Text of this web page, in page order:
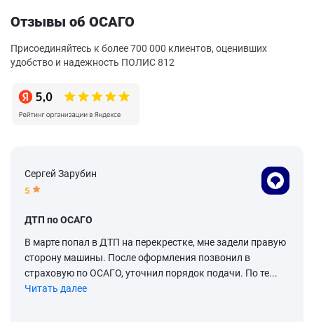
Отзывы об ОСАГО
Присоединяйтесь к более 700 000 клиентов, оценивших
удобство и надежность ПОЛИС 812
Сергей Зарубин
5
ДТП по ОСАГО
В марте попал в ДТП на перекрестке, мне задели правую
сторону машины. После оформления позвонил в
страховую по ОСАГО, уточнил порядок подачи. По те...
Читать далее